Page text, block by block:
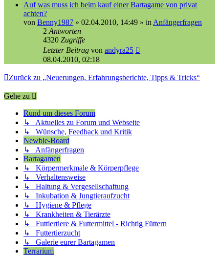
Auf was muss ich beim kauf einer Bartagame von privat
achten?
von Benny1987 » 02.04.2010, 14:49 » in Anfängerfragen
2 Antworten
4320 Zugriffe
Letzter Beitrag von andyra25
08.04.2010, 02:18
Zurück zu „Neuerungen, Erfahrungsberichte, Tipps & Tricks“
Gehe zu
Rund um dieses Forum
↳ Aktuelles zu Forum und Webseite
↳ Wünsche, Feedback und Kritik
Newbie-Board
↳ Anfängerfragen
Bartagamen
↳ Körpermerkmale & Körperpflege
↳ Verhaltensweise
↳ Haltung & Vergesellschaftung
↳ Inkubation & Jungtieraufzucht
↳ Hygiene & Pflege
↳ Krankheiten & Tierärzte
↳ Futtiertiere & Futtermittel - Richtig Füttern
↳ Futtertierzucht
↳ Galerie eurer Bartagamen
Terrarium